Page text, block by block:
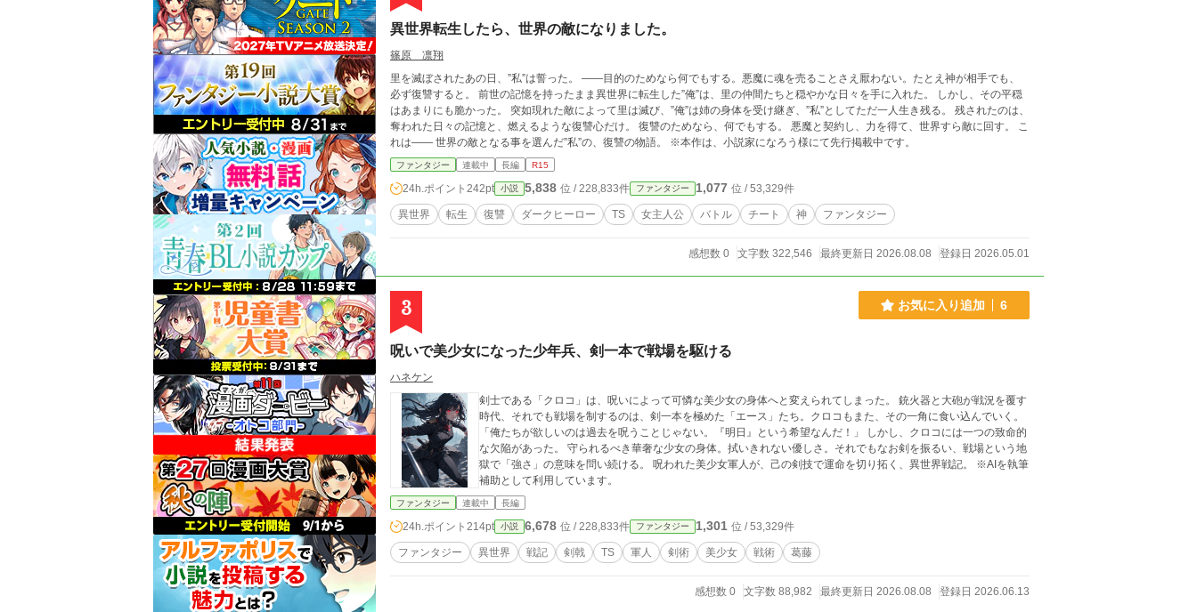
異世界転生したら、世界の敵になりました。
篠原 凛翔
里を滅ぼされたあの日、”私”は誓った。 ――目的のためなら何でもする。悪魔に魂を売ることさえ厭わない。たとえ神が相手でも、
必ず復讐すると。 前世の記憶を持ったまま異世界に転生した”俺”は、里の仲間たちと穏やかな日々を手に入れた。 しかし、その平穏
はあまりにも脆かった。 突如現れた敵によって里は滅び、”俺”は姉の身体を受け継ぎ、”私”としてただ一人生き残る。 残されたのは、
奪われた日々の記憶と、燃えるような復讐心だけ。 復讐のためなら、何でもする。 悪魔と契約し、力を得て、世界すら敵に回す。 こ
れは―― 世界の敵となる事を選んだ”私”の、復讐の物語。 ※本作は、小説家になろう様にて先行掲載中です。
ファンタジー 連載中 長編 R15
24h.ポイント 242pt 小説 5,838 位 / 228,833件 ファンタジー 1,077 位 / 53,329件
異世界 転生 復讐 ダークヒーロー TS 女主人公 バトル チート 神 ファンタジー
感想数 0 文字数 322,546 最終更新日 2026.08.08 登録日 2026.05.01
3 お気に入り追加 6
呪いで美少女になった少年兵、剣一本で戦場を駆ける
ハネケン
剣士である「クロコ」は、呪いによって可憐な美少女の身体へと変えられてしまった。 銃火器と大砲が戦況を覆す
時代、それでも戦場を制するのは、剣一本を極めた「エース」たち。クロコもまた、その一角に食い込んでいく。
「俺たちが欲しいのは過去を呪うことじゃない。『明日』という希望なんだ！」 しかし、クロコには一つの致命的
な欠陥があった。 守られるべき華奢な少女の身体。拭いきれない優しさ。それでもなお剣を振るい、戦場という地
獄で「強さ」の意味を問い続ける。 呪われた美少女軍人が、己の剣技で運命を切り拓く、異世界戦記。 ※AIを執筆
補助として利用しています。
ファンタジー 連載中 長編
24h.ポイント 214pt 小説 6,678 位 / 228,833件 ファンタジー 1,301 位 / 53,329件
ファンタジー 異世界 戦記 剣戟 TS 軍人 剣術 美少女 戦術 葛藤
感想数 0 文字数 88,982 最終更新日 2026.08.08 登録日 2026.06.13